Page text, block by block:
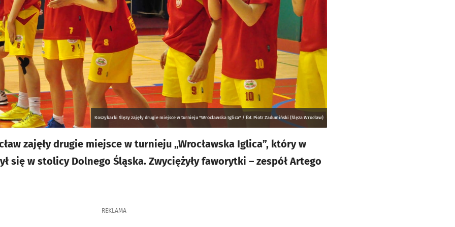
Koszykarki Ślęzy zajęły drugie miejsce w turnieju "Wrocławska Iglica" / fot. Piotr Zadumiński (Ślęza Wrocław)
zajęły drugie miejsce w turnieju „Wrocławska Iglica”, który w
się w stolicy Dolnego Śląska. Zwyciężyły faworytki – zespół Artego
REKLAMA